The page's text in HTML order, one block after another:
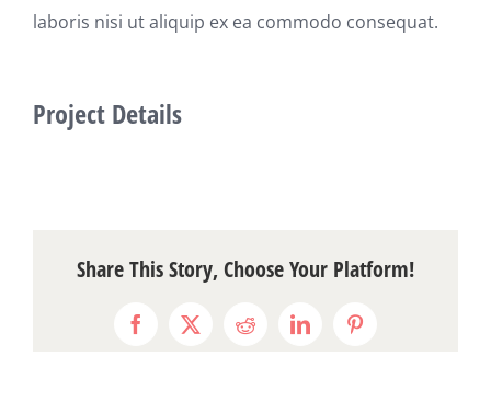
laboris nisi ut aliquip ex ea commodo consequat.
Project Details
Share This Story, Choose Your Platform!
Facebook
X RedditLinkedInPinterest